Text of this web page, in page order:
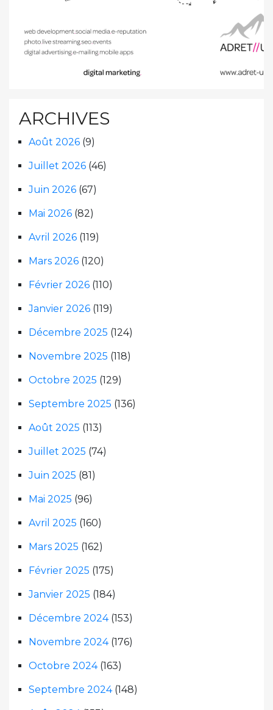
ARCHIVES
Août 2026 (9)
Juillet 2026 (46)
Juin 2026 (67)
Mai 2026 (82)
Avril 2026 (119)
Mars 2026 (120)
Février 2026 (110)
Janvier 2026 (119)
Décembre 2025 (124)
Novembre 2025 (118)
Octobre 2025 (129)
Septembre 2025 (136)
Août 2025 (113)
Juillet 2025 (74)
Juin 2025 (81)
Mai 2025 (96)
Avril 2025 (160)
Mars 2025 (162)
Février 2025 (175)
Janvier 2025 (184)
Décembre 2024(153)
Novembre 2024(176)
Octobre 2024(163)
Septembre 2024(148)